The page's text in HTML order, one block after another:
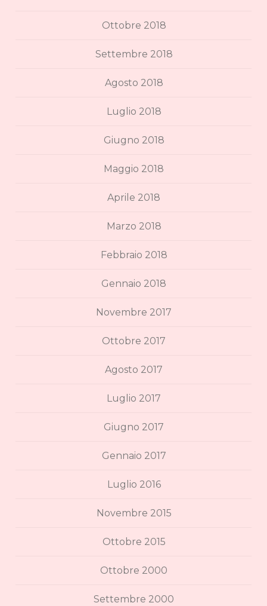
Ottobre 2018
Settembre 2018
Agosto 2018
Luglio 2018
Giugno 2018
Maggio 2018
Aprile 2018
Marzo 2018
Febbraio 2018
Gennaio 2018
Novembre 2017
Ottobre 2017
Agosto 2017
Luglio 2017
Giugno 2017
Gennaio 2017
Luglio 2016
Novembre 2015
Ottobre 2015
Ottobre 2000
Settembre 2000